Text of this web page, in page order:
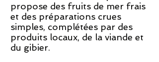
propose des fruits de mer frais
et des préparations crues
simples, complétées par des
produits locaux, de la viande et
du gibier.